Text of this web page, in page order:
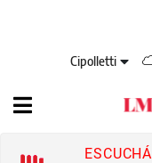
Cipolletti
ESCUCHÁ